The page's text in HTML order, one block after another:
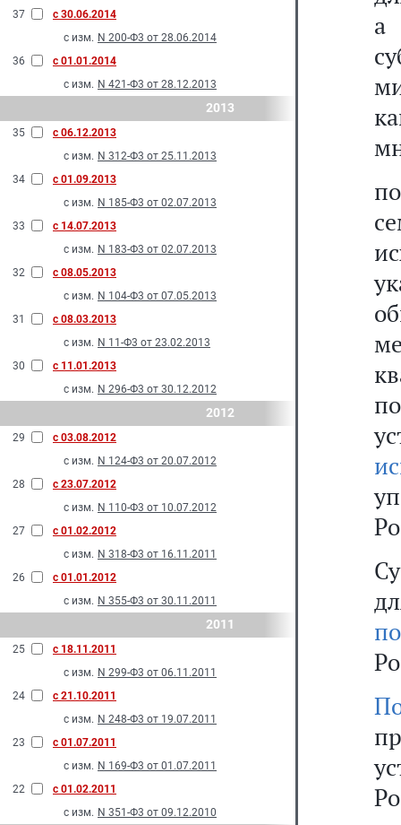
37
с 30.06.2014
с изм. N 200-Ф3 от 28.06.2014
36
с 01.01.2014
с изм. N 421-Ф3 от 28.12.2013
2013
35
с 06.12.2013
с изм. N 312-Ф3 от 25.11.2013
34
с 01.09.2013
с изм. N 185-Ф3 от 02.07.2013
33
с 14.07.2013
с изм. N 183-Ф3 от 02.07.2013
32
с 08.05.2013
с изм. N 104-Ф3 от 07.05.2013
31
с 08.03.2013
с изм. N 11-Ф3 от 23.02.2013
30
с 11.01.2013
с изм. N 296-Ф3 от 30.12.2012
2012
29
с 03.08.2012
с изм. N 124-Ф3 от 20.07.2012
28
с 23.07.2012
с изм. N 110-Ф3 от 10.07.2012
27
с 01.02.2012
с изм. N 318-Ф3 от 16.11.2011
26
с 01.01.2012
с изм. N 355-Ф3 от 30.11.2011
2011
25
с 18.11.2011
с изм. N 299-Ф3 от 06.11.2011
24
с 21.10.2011
с изм. N 248-Ф3 от 19.07.2011
23
с 01.07.2011
с изм. N 169-Ф3 от 01.07.2011
22
с 01.02.2011
с изм. N 351-Ф3 от 09.12.2010
а